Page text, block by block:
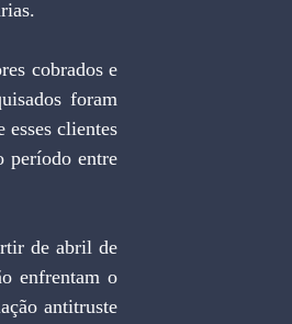
foram
esses clientes
período entre
enfrentam o
antitruste